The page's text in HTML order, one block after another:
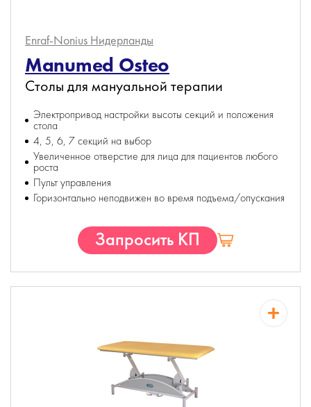
Enraf-Nonius Нидерланды
Manumed Osteo
Столы для мануальной терапии
Электропривод настройки высоты секций и положения
стола
4, 5, 6, 7 секций на выбор
Увеличенное отверстие для лица для пациентов любого
роста
Пульт управления
Горизонтально неподвижен во время подъема/опускания
Запросить КП